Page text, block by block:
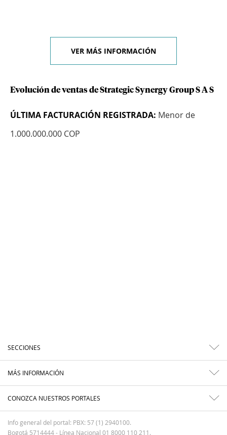
VER MÁS INFORMACIÓN
Evolución de ventas de Strategic Synergy Group S A S
ÚLTIMA FACTURACIÓN REGISTRADA: Menor de
1.000.000.000 COP
SECCIONES
MÁS INFORMACIÓN
CONOZCA NUESTROS PORTALES
Info general del portal: PBX: 57 (1) 2940100.
Bogotá 5714444 - Línea Nacional 01 8000 110 211.